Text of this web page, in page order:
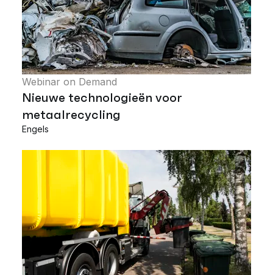
Webinar on Demand
Nieuwe technologieën voor
metaalrecycling
Engels